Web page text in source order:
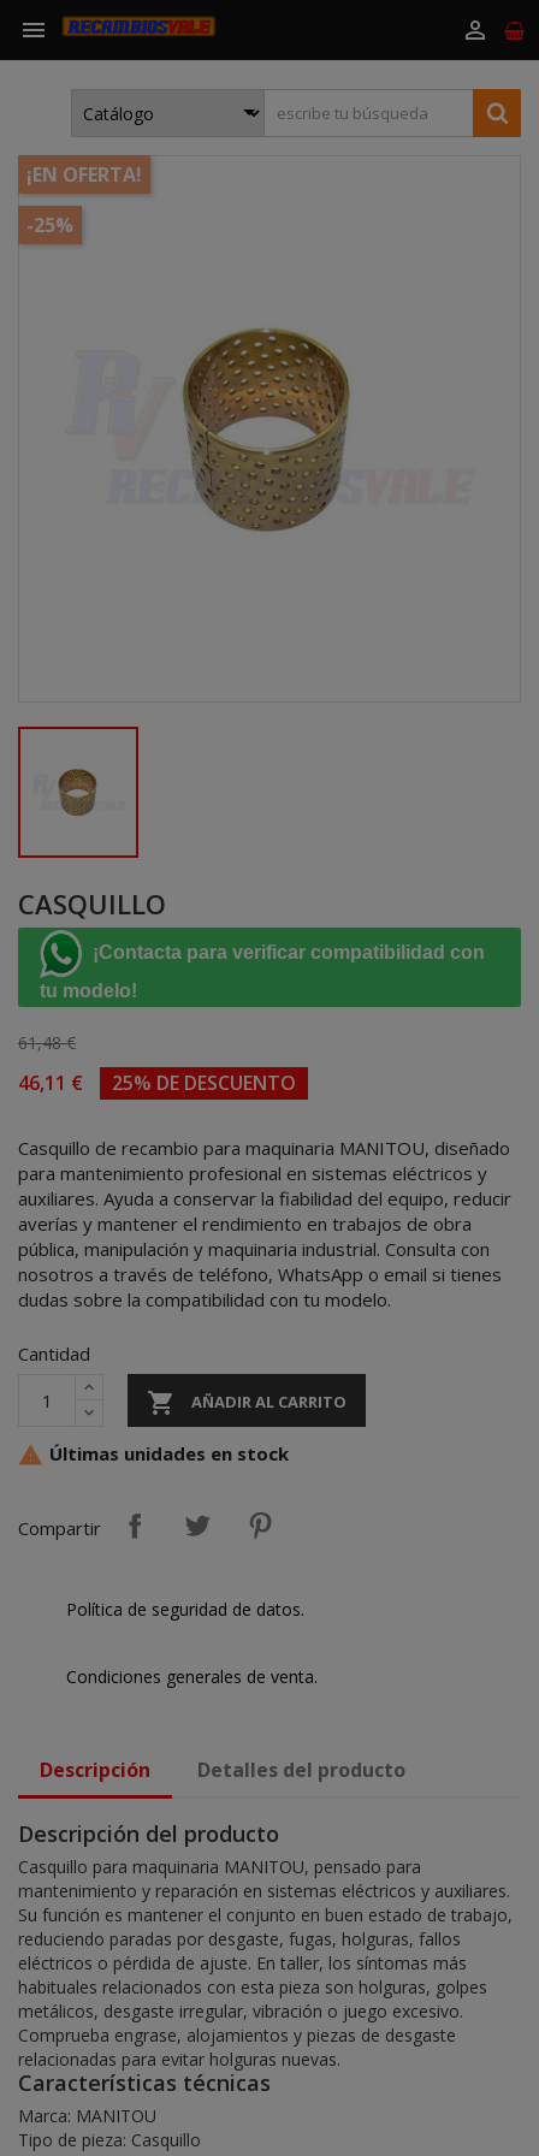
 
¡EN OFERTA!
-25%
CASQUILLO
¡Contacta para verificar compatibilidad con
tu modelo!
61,48 €
46,11 € 25% DE DESCUENTO
Casquillo de recambio para maquinaria MANITOU, diseñado
para mantenimiento profesional en sistemas eléctricos y
auxiliares. Ayuda a conservar la fiabilidad del equipo, reducir
averías y mantener el rendimiento en trabajos de obra
pública, manipulación y maquinaria industrial. Consulta con
nosotros a través de teléfono, WhatsApp o email si tienes
dudas sobre la compatibilidad con tu modelo.
Cantidad
 AÑADIR AL CARRITO
 Últimas unidades en stock
Compartir
Política de seguridad de datos.
Condiciones generales de venta.
Descripción Detalles del producto
Descripción del producto
Casquillo para maquinaria MANITOU, pensado para
mantenimiento y reparación en sistemas eléctricos y auxiliares.
Su función es mantener el conjunto en buen estado de trabajo,
reduciendo paradas por desgaste, fugas, holguras, fallos
eléctricos o pérdida de ajuste. En taller, los síntomas más
habituales relacionados con esta pieza son holguras, golpes
metálicos, desgaste irregular, vibración o juego excesivo.
Comprueba engrase, alojamientos y piezas de desgaste
relacionadas para evitar holguras nuevas.
Características técnicas
Marca: MANITOU
Tipo de pieza: Casquillo